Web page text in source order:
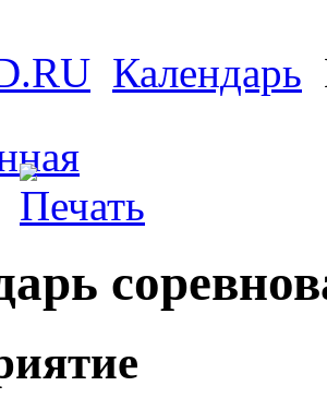
Календарь